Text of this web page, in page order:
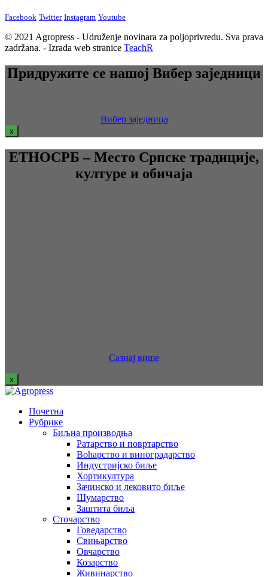
Facebook Twitter Instagram Youtube
© 2021 Agropress - Udruženje novinara za poljoprivredu. Sva prava
zadržana. - Izrada web stranice TeachR
Придружите се нашој Вибер заједници
Вибер заједница
x
ЕТНОСРБ – Место Српске традиције,
културе и обичаја
Сазнај више
x
Почетна
Рубрике
Биљна производња
Ратарство и повртарство
Воћарство и виноградарство
Индустријско биље
Хортикултура
Зачинско и лековито биље
Шумарство
Заштита биља
Сточарство
Говедарство
Свињарство
Овчарство
Козарство
Живинарство